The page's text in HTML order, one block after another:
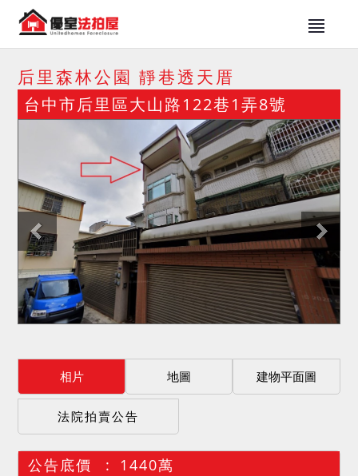
后里森林公園 靜巷透天厝
台中市后里區大山路122巷1弄8號
相片 地圖 建物平面圖
法院拍賣公告
公告底價
1440萬